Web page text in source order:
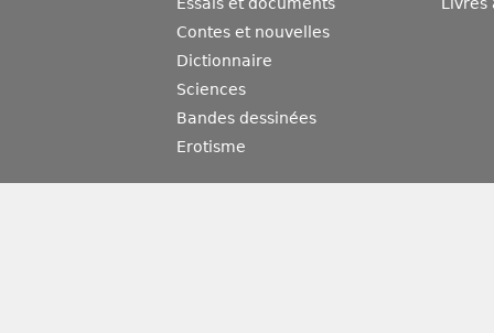
Essais et documents
Contes et nouvelles
Dictionnaire
Sciences
Bandes dessinées
Erotisme
Livres